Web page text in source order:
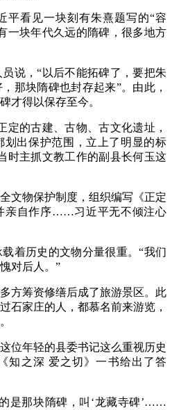
看见一块刻有朱熹题写的“容
一块年代久远的隋碑，很多地方
，“以后不能拓碑了，要把朱
那块隋碑也封存起来”。由此，
才得以保存至今。
的古建、古物、古文化遗址，
划出保护范围，立上了明显的标
时主抓文教工作的副县长何玉这
物保护制度，组织编写《正定
亲自作序……习近平无不倾注心
历史的文物分量很重。“我们
对后人。”
筹资修缮后成了旅游景区。此
石家庄的人，都慕名前来游览，
年轻的县委书记这么重视历史
知之深 爱之切》一书给出了答
那块隋碑，叫‘龙藏寺碑’……